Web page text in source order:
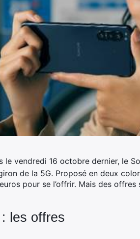
le vendredi 16 octobre dernier, le
de la 5G. Proposé en deux
pour se l’offrir. Mais des
les offres